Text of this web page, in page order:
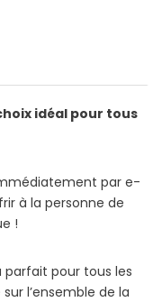
idéal pour tous
par e-
à la personne de
!
parfait pour tous les
l’ensemble de la